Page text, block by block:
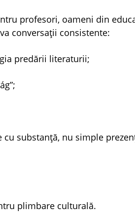
profesori, oameni din
conversații consistente:
predării literaturii;
substanță, nu simple
plimbare culturală.